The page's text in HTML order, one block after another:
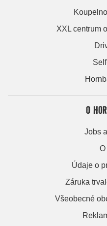
XXL centrum
O
Jobs
O
Údaje o
Záruka
Všeobecné